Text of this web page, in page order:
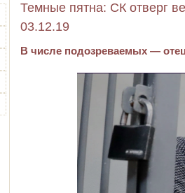
Темные пятна: СК отверг
03.12.19
В числе подозреваемых —